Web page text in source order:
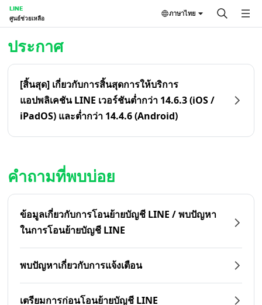
LINE
ศูนย์ช่วยเหลือ
ภาษาไทย
ประกาศ
[สิ้นสุด] เกี่ยวกับการสิ้นสุดการให้บริการ
แอปพลิเคชัน LINE เวอร์ชันต่ำกว่า 14.6.3 (iOS /
iPadOS) และต่ำกว่า 14.4.6 (Android)
คำถามที่พบบ่อย
ข้อมูลเกี่ยวกับการโอนย้ายบัญชี LINE / พบปัญหา
ในการโอนย้ายบัญชี LINE
พบปัญหาเกี่ยวกับการแจ้งเตือน
เตรียมการก่อนโอนย้ายบัญชี LINE